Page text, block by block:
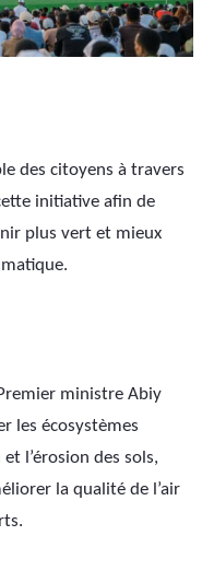
des citoyens à travers
initiative afin de
plus vert et mieux
ministre Abiy
les écosystèmes
l’érosion des sols,
la qualité de l’air